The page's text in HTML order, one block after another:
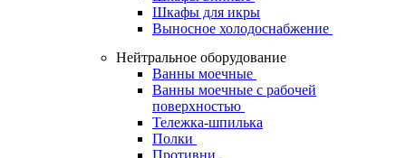
Шкафы для икры
Выносное холодоснабжение
Нейтральное оборудование
Ванны моечные
Ванны моечные с рабочей
поверхностью
Тележка-шпилька
Полки
Противни